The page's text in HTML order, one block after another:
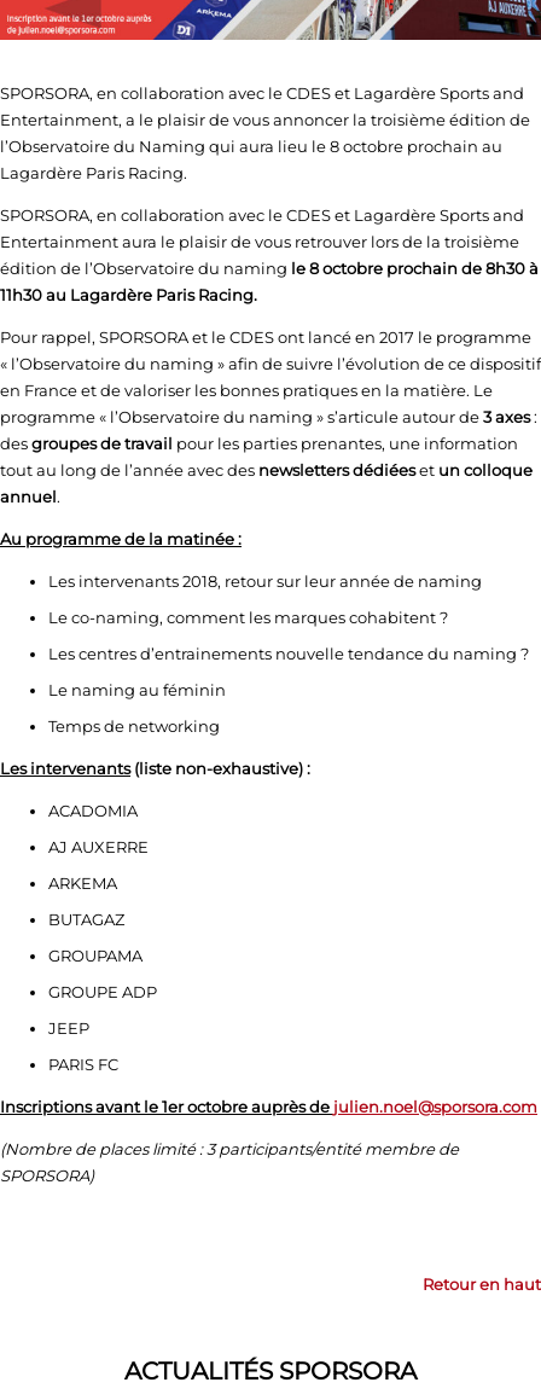
SPORSORA, en collaboration avec le CDES et Lagardère Sports and
Entertainment, a le plaisir de vous annoncer la troisième édition de
l’Observatoire du Naming qui aura lieu le 8 octobre prochain au
Lagardère Paris Racing.
SPORSORA, en collaboration avec le CDES et Lagardère Sports and
Entertainment aura le plaisir de vous retrouver lors de la troisième
édition de l’Observatoire du naming le 8 octobre prochain de 8h30 à
11h30 au Lagardère Paris Racing.
Pour rappel, SPORSORA et le CDES ont lancé en 2017 le programme
« l’Observatoire du naming » afin de suivre l’évolution de ce dispositif
en France et de valoriser les bonnes pratiques en la matière. Le
programme « l’Observatoire du naming » s’articule autour de3 axes:
desgroupes de travail pour les parties prenantes, une information
tout au long de l’année avec des newsletters dédiéeset un colloque
annuel.
Au programme de la matinée :
Les intervenants 2018, retour sur leur année de naming
Le co-naming, comment les marques cohabitent ?
Les centres d’entrainements nouvelle tendance du naming ?
Le naming au féminin
Temps de networking
Les intervenants(liste non-exhaustive) :
ACADOMIA
AJ AUXERRE
ARKEMA
BUTAGAZ
GROUPAMA
GROUPE ADP
JEEP
PARIS FC
Inscriptions avant le 1er octobre auprès de julien.noel@sporsora.com
(Nombre de places limité : 3 participants/entité membre de
SPORSORA)
Retour en haut
ACTUALITÉS SPORSORA